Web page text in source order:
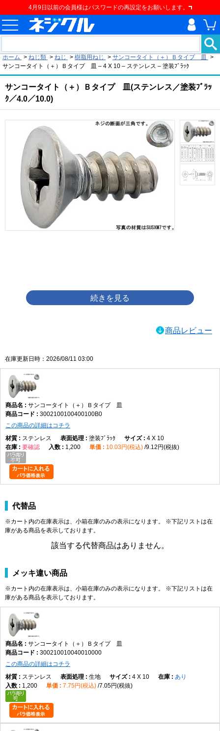
4月9日以前の会員様はパスワードの再設定をお願いします。
ホーム > ねじ類 > ねじ > 樹脂用ねじ > サンコータイト（＋）Ｂタイプ 皿
>
サンコータイト（＋）Ｂタイプ 皿 – 4 X 10 – ステンレス – 塗装ﾌﾞﾗｯｸ
サンコータイト（＋）Ｂタイプ 皿(ステンレス／塗装ﾌﾞﾗｯ
ｸ／4.0／10.0)
商品レビュー
在庫更新日時：2026/08/11 03:00
サンコータイト（＋）Ｂタイプ 皿
3002100100400100B0
この商品の詳細はコチラ
ステンレス
塗装ﾌﾞﾗｯｸ
4 X 10
要確認
1,200 10.03円(税込) 9.12円(税抜)
代替品
※カート内の在庫表示は、小箱在庫のみの表示になります。 ※下記リストは在
庫がある商品を表示しております。
該当する代替商品はありません。
メッキ違い商品
※カート内の在庫表示は、小箱在庫のみの表示になります。 ※下記リストは在
庫がある商品を表示しております。
サンコータイト（＋）Ｂタイプ 皿
300210010040010000
この商品の詳細はコチラ
ステンレス
生地 4 X 10
あり
1,200
7.75円(税込) 7.05円(税抜)